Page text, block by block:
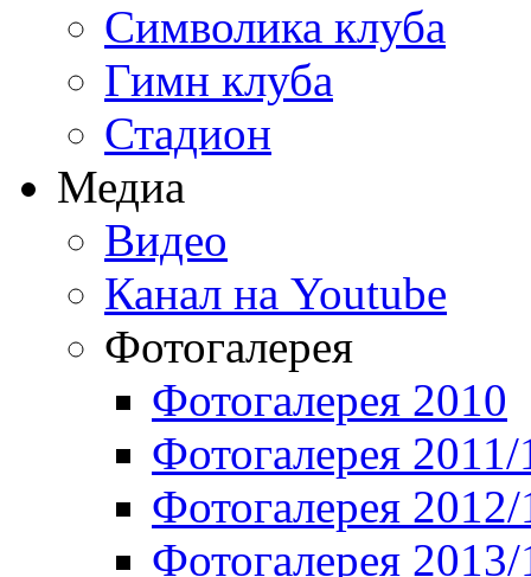
Символика клуба
Гимн клуба
Стадион
Медиа
Видео
Канал на Youtube
Фотогалерея
Фотогалерея 2010
Фотогалерея 2011/
Фотогалерея
Фотогалерея